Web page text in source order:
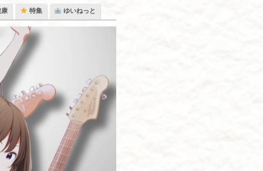
特集 ゆいねっと